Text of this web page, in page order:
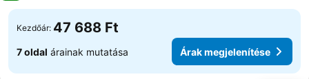
Kezdőár: 47 688 Ft
7 oldal árainak mutatása Árak megjelenítése